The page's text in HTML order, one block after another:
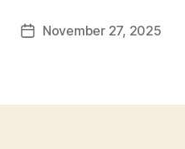
Veröffentlichungsdatum
November 27, 2025